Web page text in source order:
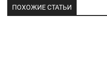
ПОХОЖИЕ СТАТЬИ